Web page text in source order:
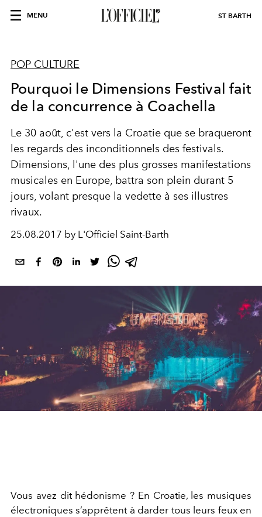
MENU ST BARTH
POP CULTURE
Pourquoi le Dimensions Festival fait
de la concurrence à Coachella
Le 30 août, c'est vers la Croatie que se braqueront
les regards des inconditionnels des festivals.
Dimensions, l'une des plus grosses manifestations
musicales en Europe, battra son plein durant 5
jours, volant presque la vedette à ses illustres
rivaux.
25.08.2017 by L'Officiel Saint-Barth
Vous avez dit hédonisme ? En Croatie, les musiques
électroniques s’apprêtent à darder tous leurs feux en